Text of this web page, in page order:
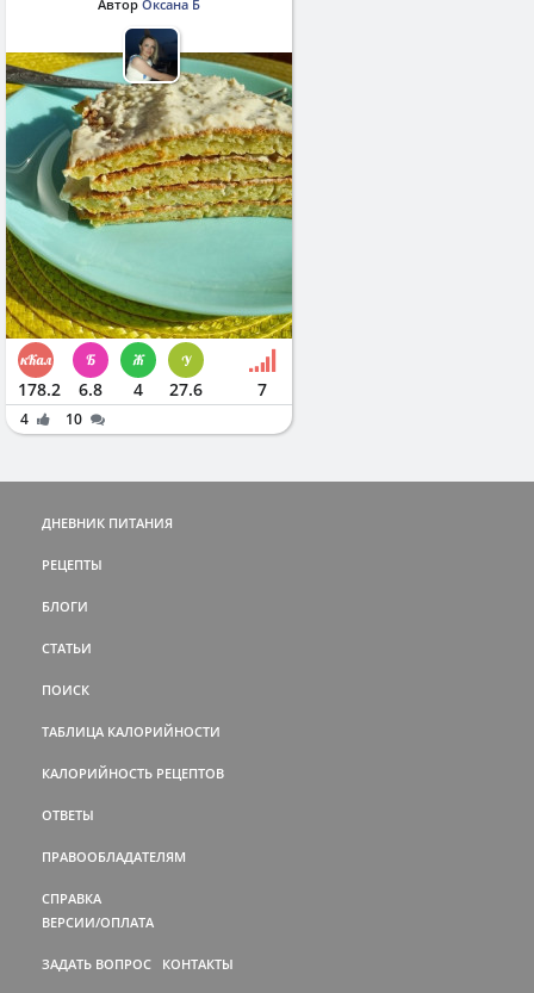
Автор Оксана Б
178.2 6.8 4 27.6 7
4 10
ДНЕВНИК ПИТАНИЯ
РЕЦЕПТЫ
БЛОГИ
СТАТЬИ
ПОИСК
ТАБЛИЦА КАЛОРИЙНОСТИ
КАЛОРИЙНОСТЬ РЕЦЕПТОВ
ОТВЕТЫ
ПРАВООБЛАДАТЕЛЯМ
СПРАВКА
ВЕРСИИ/ОПЛАТА
ЗАДАТЬ ВОПРОС КОНТАКТЫ